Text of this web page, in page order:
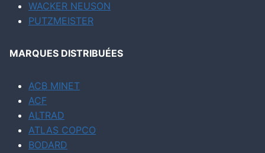
WACKER NEUSON
PUTZMEISTER
MARQUES DISTRIBUÉES
ACB MINET
ACF
ALTRAD
ATLAS COPCO
BODARD